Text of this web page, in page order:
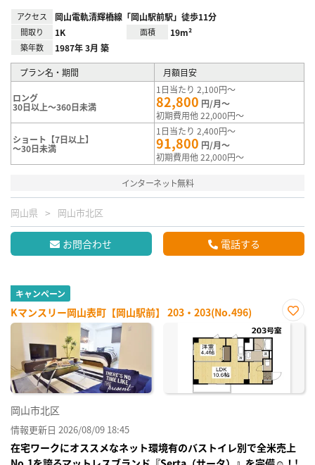
アクセス 岡山電軌清輝橋線「岡山駅前駅」徒歩11分
間取り 1K 面積 19m²
築年数 1987年 3月 築
プラン名・期間 月額目安
ロング
30日以上～360日未満
1日当たり 2,100円～
82,800 円/月～
初期費用他 22,000円～
ショート【7日以上】
～30日未満
1日当たり 2,400円～
91,800 円/月～
初期費用他 22,000円～
インターネット無料
岡山県 岡山市北区
お問合わせ 電話する
キャンペーン
Kマンスリー岡山表町【岡山駅前】 203・203(No.496)
お気
岡山市北区
情報更新日 2026/08/09 18:45
在宅ワークにオススメなネット環境有のバストイレ別で全米売上